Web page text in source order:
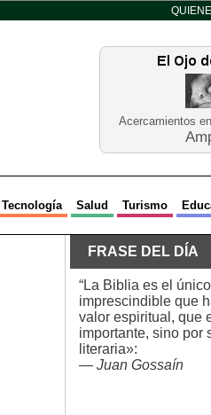
Acercamientos
Tecnología Salud Turismo
FRASE DEL DÍA
“La Biblia es el
imprescindible que
valor espiritual, que
importante, sino por
literaria»:
— Juan Gossaín